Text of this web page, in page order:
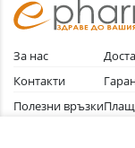
За нас
Контакти
Полезни връзки